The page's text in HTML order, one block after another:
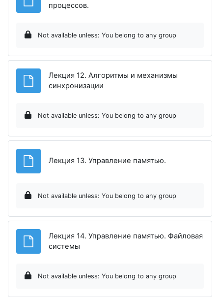
процессов.
Not available unless: You belong to any group
Лекция 12. Алгоритмы и механизмы
синхронизации
Not available unless: You belong to any group
Лекция 13. Управление памятью.
Not available unless: You belong to any group
Лекция 14. Управление памятью. Файловая
системы
Not available unless: You belong to any group